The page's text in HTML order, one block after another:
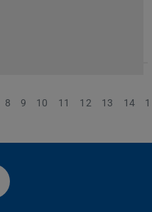
8 9 10 11 12 13 14
LinkedIn-Seite des PtU